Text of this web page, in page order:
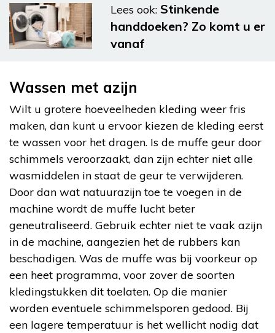
Lees ook: Stinkende
handdoeken? Zo komt u er
vanaf
Wassen met azijn
Wilt u grotere hoeveelheden kleding weer fris
maken, dan kunt u ervoor kiezen de kleding eerst
te wassen voor het dragen. Is de muffe geur door
schimmels veroorzaakt, dan zijn echter niet alle
wasmiddelen in staat de geur te verwijderen.
Door dan wat natuurazijn toe te voegen in de
machine wordt de muffe lucht beter
geneutraliseerd. Gebruik echter niet te vaak azijn
in de machine, aangezien het de rubbers kan
beschadigen. Was de muffe was bij voorkeur op
een heet programma, voor zover de soorten
kledingstukken dit toelaten. Op die manier
worden eventuele schimmelsporen gedood. Bij
een lagere temperatuur is het wellicht nodig dat